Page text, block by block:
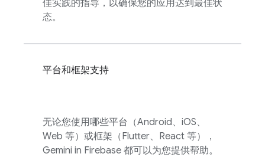
佳实践的指导，以确保您的应用达到最佳状
态。
平台和框架支持
无论您使用哪些平台（Android、iOS、
Web 等）或框架（Flutter、React 等），
Gemini in Firebase 都可以为您提供帮助。